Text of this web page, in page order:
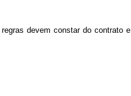
devem constar do contrato e